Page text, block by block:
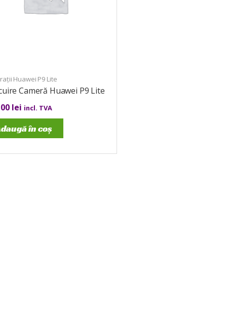
Huawei P9 Lite
Cameră Huawei P9 Lite
lei incl. TVA
în coș